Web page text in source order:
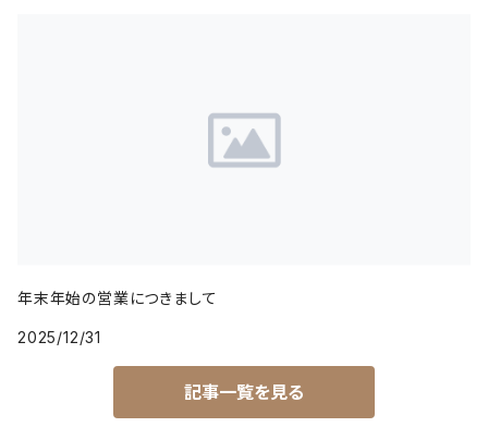
年末年始の営業につきまして
2025/12/31
記事一覧を見る